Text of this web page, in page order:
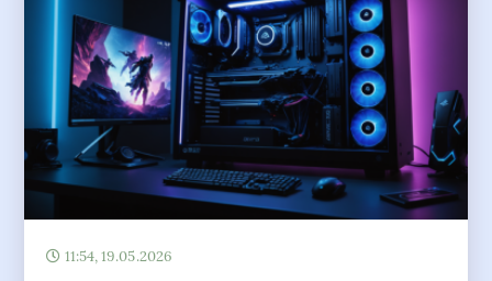
11:54, 19.05.2026